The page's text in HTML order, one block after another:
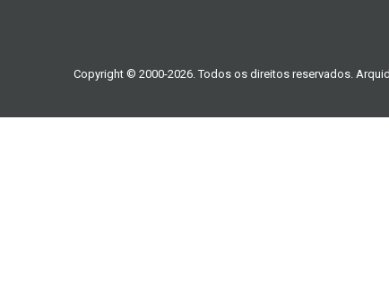
Copyright © 2000-2026. Todos os direitos reservados.